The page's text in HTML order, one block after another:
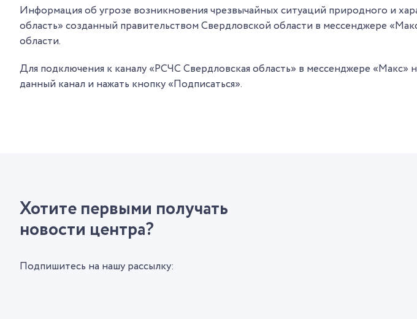
Информация об угрозе возникновения чрезвычайных ситуаций природного и
область» созданный правительством Свердловской области в мессенджере
области.
Для подключения к каналу «РСЧС Свердловская область» в мессенджере
данный канал и нажать кнопку «Подписаться».
Хотите первыми получать
новости центра?
Подпишитесь на нашу рассылку: